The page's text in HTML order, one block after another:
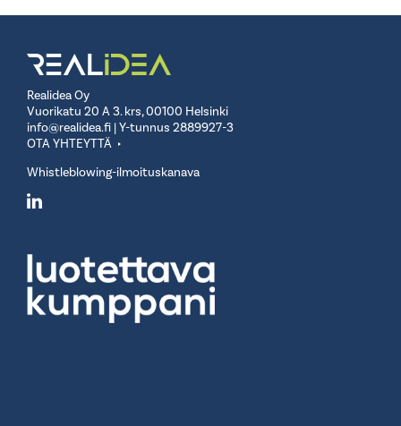
Realidea Oy
Vuorikatu 20 A 3. krs, 00100 Helsinki
info@realidea.fi | Y-tunnus 2889927-3
OTA YHTEYTTÄ
Whistleblowing-ilmoituskanava